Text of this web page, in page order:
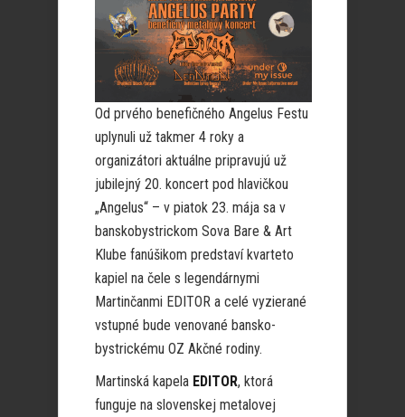
Od prvého benefičného Angelus Festu
uplynuli už takmer 4 roky a
organizátori aktuálne pripravujú už
jubilejný 20. koncert pod hlavičkou
„Angelus“ – v piatok 23. mája sa v
banskobystrickom Sova Bare & Art
Klube fanúšikom predstaví kvarteto
kapiel na čele s legendárnymi
Martinčanmi EDITOR a celé vyzierané
vstupné bude venované bansko-
bystrickému OZ Akčné rodiny.
Martinská kapela EDITOR, ktorá
funguje na slovenskej metalovej